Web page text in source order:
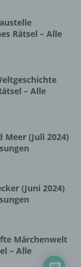
Rätsel – Alle
– Alle
Meer (Juli 2024)
(Juni 2024)
Märchenwelt
– Alle
die
das
der
die
das
ist die
Ziel, ihre